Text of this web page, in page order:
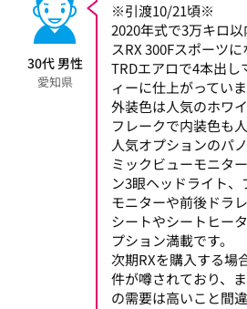
30代 男性
愛知県
※引渡10/21頃※
2020年式で3万キロ
スRX 300Fスポーツに
TRDエアロで4本出し
ィーに仕上がっていま
外装色は人気のホワ
フレークで内装色も
人気オプションのパ
ミックビューモニタ
ン3眼ヘッドライト
モニターや前後ドラ
シートやシートヒー
プション満載です。
次期RXを購入する場
件が噂されており、
の需要は高いこと間